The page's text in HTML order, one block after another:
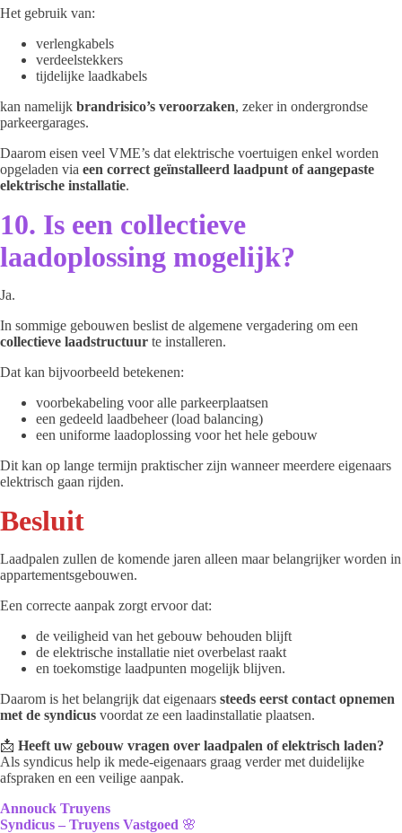
Het gebruik van:
verlengkabels
verdeelstekkers
tijdelijke laadkabels
kan namelijk brandrisico’s veroorzaken, zeker in ondergrondse
parkeergarages.
Daarom eisen veel VME’s dat elektrische voertuigen enkel worden
opgeladen via een correct geïnstalleerd laadpunt of aangepaste
elektrische installatie.
10. Is een collectieve
laadoplossing mogelijk?
Ja.
In sommige gebouwen beslist de algemene vergadering om een
collectieve laadstructuur te installeren.
Dat kan bijvoorbeeld betekenen:
voorbekabeling voor alle parkeerplaatsen
een gedeeld laadbeheer (load balancing)
een uniforme laadoplossing voor het hele gebouw
Dit kan op lange termijn praktischer zijn wanneer meerdere eigenaars
elektrisch gaan rijden.
Besluit
Laadpalen zullen de komende jaren alleen maar belangrijker worden in
appartementsgebouwen.
Een correcte aanpak zorgt ervoor dat:
de veiligheid van het gebouw behouden blijft
de elektrische installatie niet overbelast raakt
en toekomstige laadpunten mogelijk blijven.
Daarom is het belangrijk dat eigenaars steeds eerst contact opnemen
met de syndicus voordat ze een laadinstallatie plaatsen.
📩 Heeft uw gebouw vragen over laadpalen of elektrisch laden?
Als syndicus help ik mede-eigenaars graag verder met duidelijke
afspraken en een veilige aanpak.
Annouck Truyens
Syndicus – Truyens Vastgoed 🌸